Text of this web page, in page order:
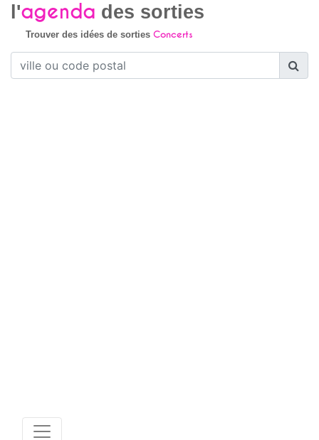
l'agenda des sorties
Trouver des idées de sorties Concerts